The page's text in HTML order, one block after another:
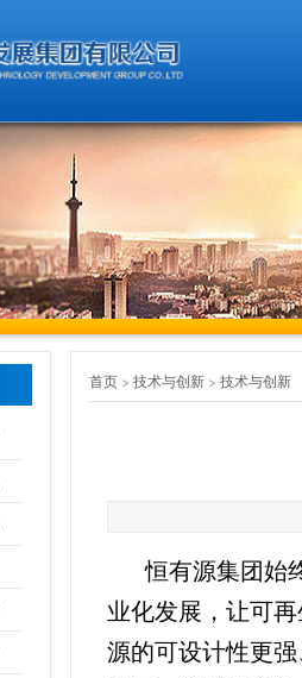
首页 技术与创新 技术与创新
恒有源集团始
业化发展，让可
源的可设计性更